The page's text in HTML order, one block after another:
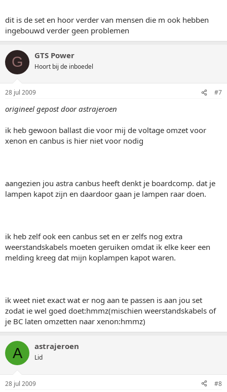
dit is de set en hoor verder van mensen die m ook hebben
ingebouwd verder geen problemen
G GTS Power
Hoort bij de inboedel
28 jul 2009 #7
origineel gepost door astrajeroen
ik heb gewoon ballast die voor mij de voltage omzet voor
xenon en canbus is hier niet voor nodig
aangezien jou astra canbus heeft denkt je boardcomp. dat je
lampen kapot zijn en daardoor gaan je lampen raar doen.
ik heb zelf ook een canbus set en er zelfs nog extra
weerstandskabels moeten geruiken omdat ik elke keer een
melding kreeg dat mijn koplampen kapot waren.
ik weet niet exact wat er nog aan te passen is aan jou set
zodat ie wel goed doet:hmmz(mischien weerstandskabels of
je BC laten omzetten naar xenon:hmmz)
A astrajeroen
Lid
28 jul 2009 #8